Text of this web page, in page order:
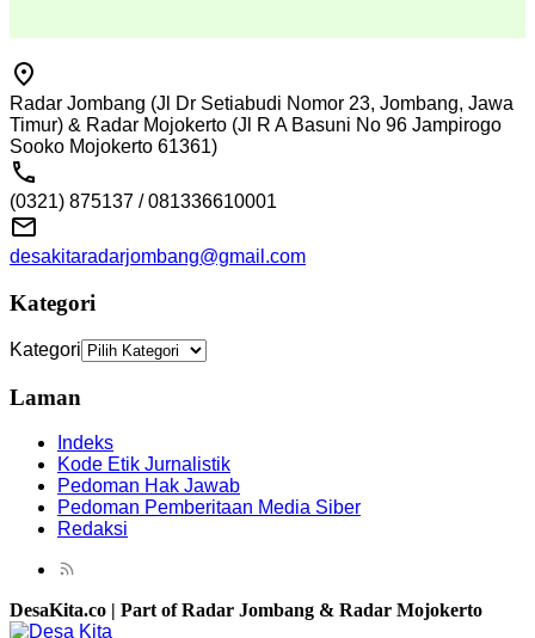
Radar Jombang (Jl Dr Setiabudi Nomor 23, Jombang, Jawa
Timur) & Radar Mojokerto (Jl R A Basuni No 96 Jampirogo
Sooko Mojokerto 61361)
(0321) 875137 / 081336610001
desakitaradarjombang@gmail.com
Kategori
Kategori
Laman
Indeks
Kode Etik Jurnalistik
Pedoman Hak Jawab
Pedoman Pemberitaan Media Siber
Redaksi
DesaKita.co | Part of Radar Jombang & Radar Mojokerto